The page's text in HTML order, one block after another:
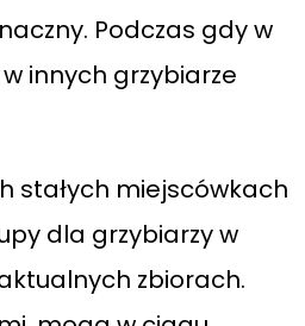
Podczas gdy w
innych grzybiarze
stałych miejscówkach
dla grzybiarzy w
zbiorach.